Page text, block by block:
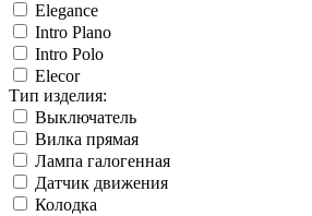
Elegance
Intro Plano
Intro Polo
Elecor
Тип изделия:
Выключатель
Вилка прямая
Лампа галогенная
Датчик движения
Колодка